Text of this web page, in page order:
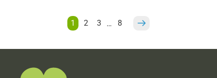
1 2 3 … 8